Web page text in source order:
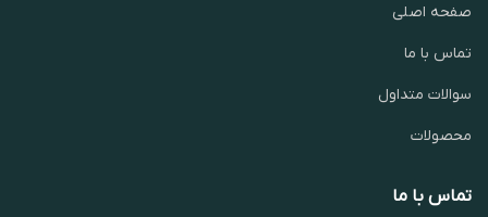
صفحه اصلی
تماس با ما
سوالات متداول
محصولات
تماس با ما